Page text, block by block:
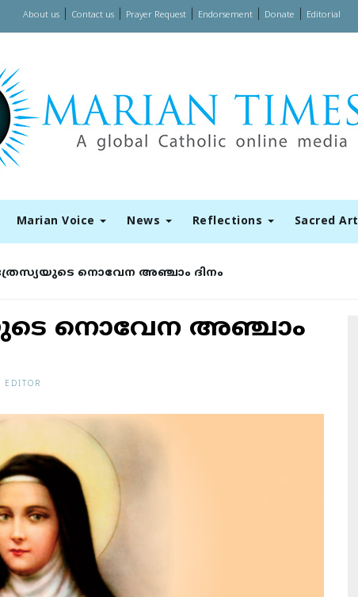
About us| Contact us| Prayer Request| Endorsement| Donate Editorial
Marian Voice News Reflections Sacred Art
നൊവേന അഞ്ചാം ദിനം
നൊവേന അഞ്ചാം